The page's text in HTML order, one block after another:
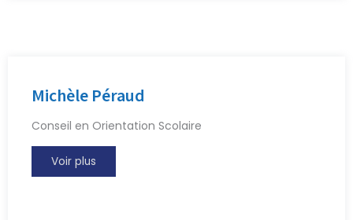
Michèle Péraud
Conseil en Orientation Scolaire
Voir plus